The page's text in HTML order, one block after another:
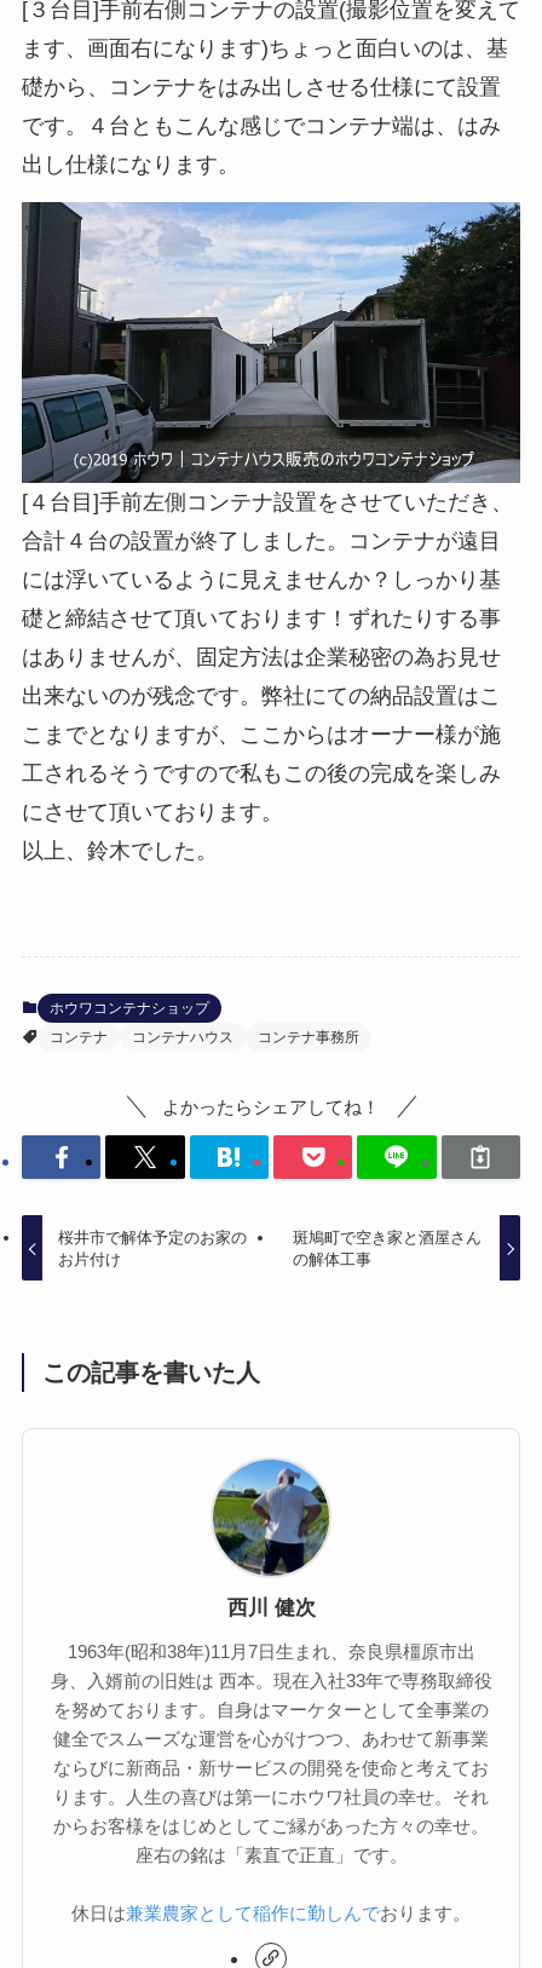
[３台目]手前右側コンテナの設置(撮影位置を変えて
ます、画面右になります)ちょっと面白いのは、基
礎から、コンテナをはみ出しさせる仕様にて設置
です。４台ともこんな感じでコンテナ端は、はみ
出し仕様になります。
[４台目]手前左側コンテナ設置をさせていただき、
合計４台の設置が終了しました。コンテナが遠目
には浮いているように見えませんか？しっかり基
礎と締結させて頂いております！ずれたりする事
はありませんが、固定方法は企業秘密の為お見せ
出来ないのが残念です。弊社にての納品設置はこ
こまでとなりますが、ここからはオーナー様が施
工されるそうですので私もこの後の完成を楽しみ
にさせて頂いております。
以上、鈴木でした。
ホウワコンテナショップ
コンテナ
コンテナハウス コンテナ事務所
よかったらシェアしてね！
桜井市で解体予定のお家の
お片付け
斑鳩町で空き家と酒屋さん
の解体工事
この記事を書いた人
西川 健次
1963年(昭和38年)11月7日生まれ、奈良県橿原市出
身、入婿前の旧姓は 西本。現在入社33年で専務取締役
を努めております。自身はマーケターとして全事業の
健全でスムーズな運営を心がけつつ、あわせて新事業
ならびに新商品・新サービスの開発を使命と考えてお
ります。人生の喜びは第一にホウワ社員の幸せ。それ
からお客様をはじめとしてご縁があった方々の幸せ。
座右の銘は「素直で正直」です。
休日は兼業農家として稲作に勤しんでおります。